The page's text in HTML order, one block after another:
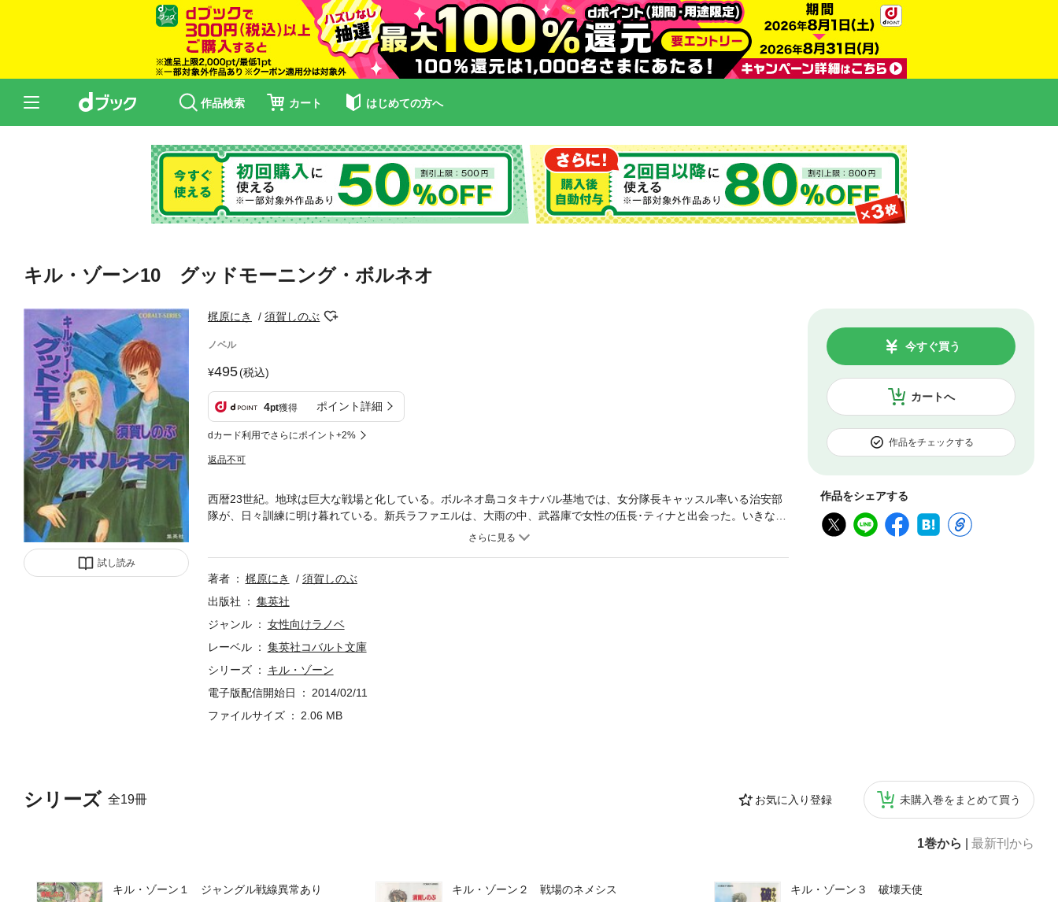
作品検索 カート はじめての方へ
キル・ゾーン10 グッドモーニング・ボルネオ
試し読み
梶原にき 須賀しのぶ
ノベル
495(税込)
4pt獲得 ポイント詳細
dカード利用でさらにポイント+2%
返品不可
カートへ
今すぐ買う
作品をチェックする
作品をシェアする
シリーズ 全19冊 お気に入り登録 未購入巻をまとめて買う
1巻から 最新刊から
キル・ゾーン１ ジャングル戦線異常あり
キル・ゾーン２ 戦場のネメシス
キル・ゾーン３ 破壊天使
西暦23世紀。地球は巨大な戦場と化している。ボルネオ島コタキナバル基地では、女分隊長キャッスル率いる治安部
隊が、日々訓練に明け暮れている。新兵ラファエルは、大雨の中、武器庫で女性の伍長･ティナと出会った。いきなり
目の前で倒れた彼女は、実は妊娠中で、除隊して一人で子供を育てるつもりだと言う。ティナが幸せになれるよう、
著者 梶原にき
須賀しのぶ
出版社
集英社
ジャンル
女性向けラノベ
レーベル
集英社コバルト文庫
シリーズ
キル・ゾーン
電子版配信開始日
2014/02/11
ファイルサイズ
2.06 MB